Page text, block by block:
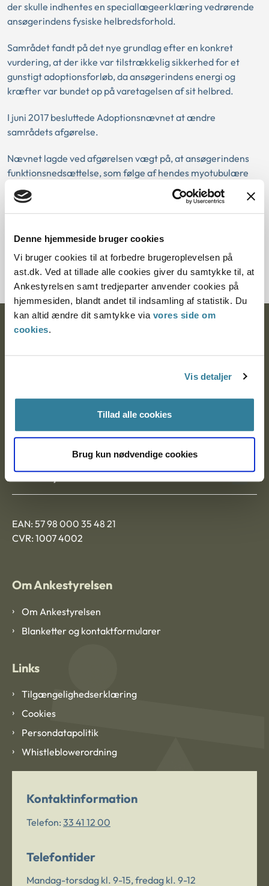
Denne hjemmeside bruger cookies
Vi bruger cookies til at forbedre brugeroplevelsen på
ast.dk. Ved at tillade alle cookies giver du samtykke til, at
Ankestyrelsen samt tredjeparter anvender cookies på
hjemmesiden, blandt andet til indsamling af statistik. Du
kan altid ændre dit samtykke via vores side om
cookies.
Vis detaljer
Tillad alle cookies
Brug kun nødvendige cookies
der skulle indhentes en speciallægeerklæring vedrørende
ansøgerindens fysiske helbredsforhold.
Samrådet fandt på det nye grundlag efter en konkret
vurdering, at der ikke var tilstrækkelig sikkerhed for et
gunstigt adoptionsforløb, da ansøgerindens energi og
kræfter var bundet op på varetagelsen af sit helbred.
I juni 2017 besluttede Adoptionsnævnet at ændre
samrådets afgørelse.
Nævnet lagde ved afgørelsen vægt på, at ansøgerindens
funktionsnedsættelse, som følge af hendes myotubulære
myopati, ikke forringede hendes mulighed for at varetage
omsorgen for et barn.
tale om en progredierende eller livstruende sygdom, og at
ansøgerinden i tilstrækkeligt omfang var i stand til at
kompensere for sin nedsatte muskelkraft.
Ankestyrelsen
Postadresse:
9000 Aalborg
Ankestyrelsen Aalborg
EAN: 57 98 000 35 48 21
CVR: 1007 4002
Om Ankestyrelsen
Om Ankestyrelsen
Blanketter og kontaktformularer
Links
Tilgængelighedserklæring
Cookies
Persondatapolitik
Whistleblowerordning
Kontaktinformation
Telefon: 33 41 12 00
Telefontider
Mandag-torsdag kl. 9-15, fredag kl. 9-12